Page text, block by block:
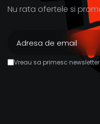
Nu rata ofertele si
Vreau sa primesc